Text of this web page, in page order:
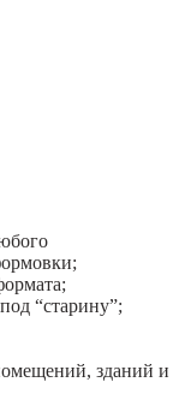
“старину”;
зданий и